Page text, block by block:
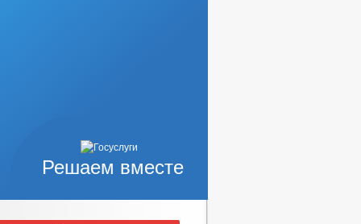
Решаем вместе